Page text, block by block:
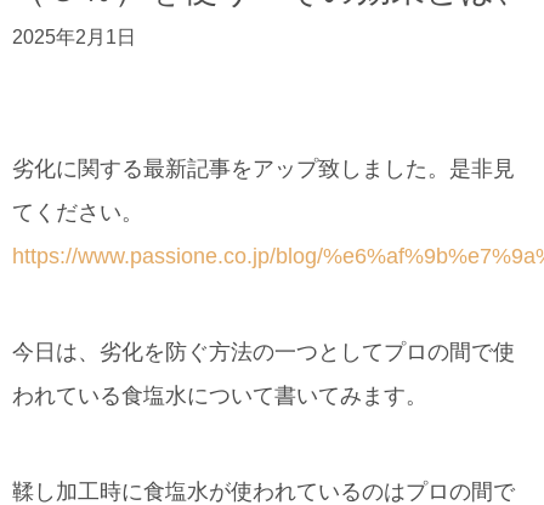
2025年2月1日
劣化に関する最新記事をアップ致しました。是非見
てください。
https://www.passione.co.jp/blog/
今日は、劣化を防ぐ方法の一つとしてプロの間で使
われている食塩水について書いてみます。
鞣し加工時に食塩水が使われているのはプロの間で